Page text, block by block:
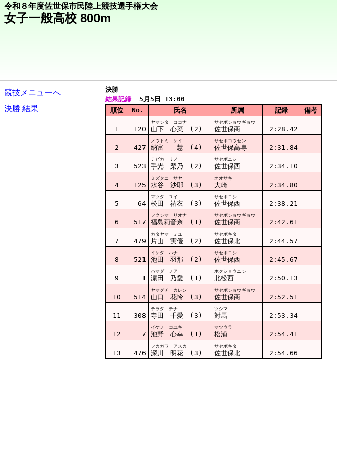
令和８年度佐世保市民陸上競技選手権大会
女子一般高校 800m
競技メニューへ
決勝 結果
決勝
結果記録
  5月5日 13:00
順位
No. 氏名 所属 記録 備考
1 120
ヤマシタ ココナ
山下 心菜 (2)
サセボショウギョウ
佐世保商 2:28.42
2 427
ノウトミ ケイ
納富 慧 (4)
サセボコウセン
佐世保高専 2:31.84
3 523
テビカ リノ
手光 梨乃 (2)
サセボニシ
佐世保西 2:34.10
4 125
ミズタニ サヤ
水谷 沙耶 (3)
オオサキ
大崎 2:34.80
5 64
マツダ ユイ
松田 祐衣 (3)
サセボニシ
佐世保西 2:38.21
6 517
フクシマ リオナ
福島莉音奈 (1)
サセボショウギョウ
佐世保商 2:42.61
7 479
カタヤマ ミユ
片山 実優 (2)
サセボキタ
佐世保北 2:44.57
8 521
イケダ ハナ
池田 羽那 (2)
サセボニシ
佐世保西 2:45.67
9 1
ハマダ ノア
濵田 乃愛 (1)
ホクショウニシ
北松西 2:50.13
10 514
ヤマグチ カレン
山口 花怜 (3)
サセボショウギョウ
佐世保商 2:52.51
11 308
テラダ チナ
寺田 千愛 (3)
ツシマ
対馬 2:53.34
12 7
イケノ コユキ
池野 心幸 (1)
マツウラ
松浦 2:54.41
13 476
フカガワ アスカ
深川 明花 (3)
サセボキタ
佐世保北 2:54.66